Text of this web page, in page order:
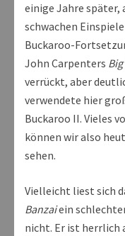
einige Jahre später,
schwachen
Buckaroo-
John Carpenters
verrückt, aber
verwendete hier
Buckaroo II. Vieles
können wir also
sehen.
Vielleicht liest sich
Banzaiein
nicht. Er ist herrlich